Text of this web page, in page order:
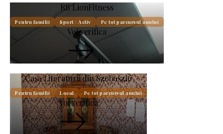
RB LionFitness
Pentru familii Sport / Activ Pe tot parcursul anului
Voi verifica
Casa Literaturii din Szoboszló
Pentru familii Local Pe tot parcursul anului
Voi verifica